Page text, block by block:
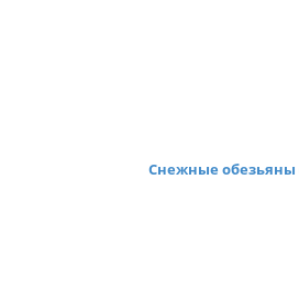
Снежные обезьяны